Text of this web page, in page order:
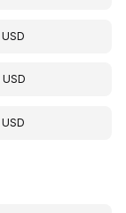
USD
USD
USD